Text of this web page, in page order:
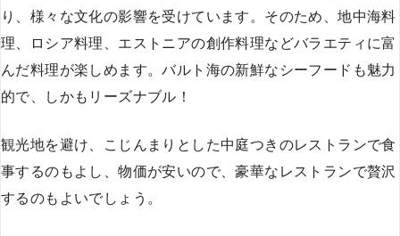
り、様々な文化の影響を受けています。そのため、地中海料
理、ロシア料理、エストニアの創作料理などバラエティに富
んだ料理が楽しめます。バルト海の新鮮なシーフードも魅力
的で、しかもリーズナブル！
観光地を避け、こじんまりとした中庭つきのレストランで食
事するのもよし、物価が安いので、豪華なレストランで贅沢
するのもよいでしょう。